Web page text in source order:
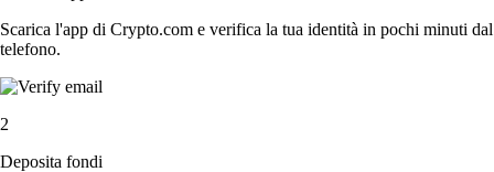
Scarica l'app di Crypto.com e verifica la tua identità in pochi minuti dal
telefono.
2
Deposita fondi